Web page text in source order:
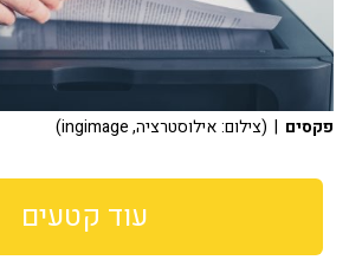
פקסים | (צילום: אילוסטרציה, ingimage)
עוד קטעים